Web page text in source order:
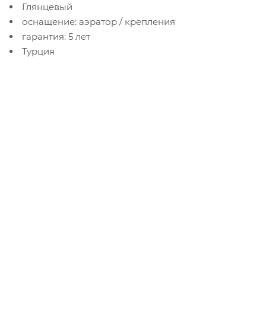
Глянцевый
оснащение: аэратор / крепления
гарантия: 5 лет
Турция